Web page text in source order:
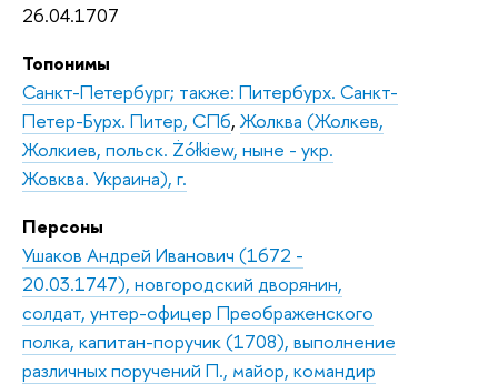
26.04.1707
Топонимы
Санкт-Петербург; также: Питербурх. Санкт-
Петер-Бурх. Питер, СПб,Жолква (Жолкев,
Жолкиев, польск. Żółkiew, ныне - укр.
Жовква. Украина), г.
Персоны
Ушаков Андрей Иванович (1672 -
20.03.1747), новгородский дворянин,
солдат, унтер-офицер Преображенского
полка, капитан-поручик (1708), выполнение
различных поручений П., майор, командир